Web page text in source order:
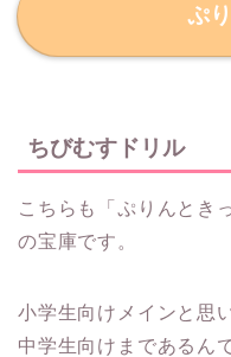
ぷ
ちびむすドリル
こちらも「ぷりんとき
の宝庫です。
小学生向けメインと思
中学生向けまであるん